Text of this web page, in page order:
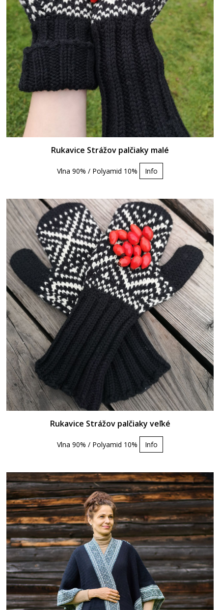
Rukavice Strážov palčiaky malé
Vlna 90% / Polyamid 10% Info
Rukavice Strážov palčiaky veľké
Vlna 90% / Polyamid 10% Info